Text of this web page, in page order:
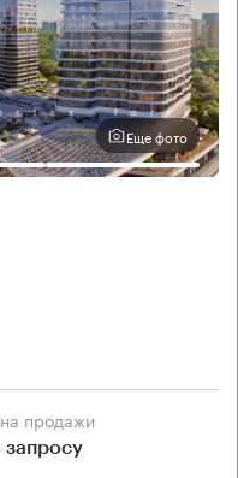
Еще фото
продажи
запросу